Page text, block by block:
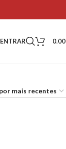
ENTRAR